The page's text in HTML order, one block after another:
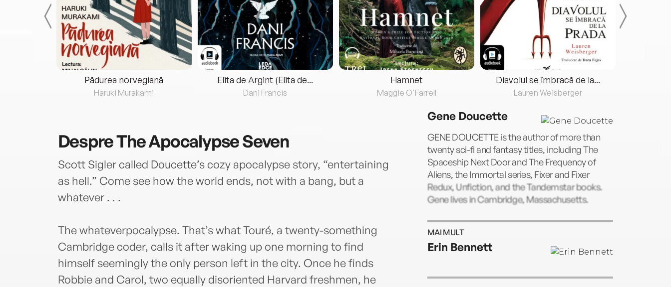
Pădurea norvegiană
Haruki Murakami
Elita de Argint (Elita de...
Dani Francis
Hamnet
Maggie O'Farrell
Diavolul se îmbracă de la...
Lauren Weisberger
DespreThe Apocalypse Seven
Scott Sigler called Doucette’s cozy apocalypse story, “entertaining
as hell.” Come see how the world ends, not with a bang, but a
whatever . . .
The whateverpocalypse. That’s what Touré, a twenty-something
Cambridge coder, calls it after waking up one morning to find
himself seemingly the only person left in the city. Once he finds
Robbie and Carol, two equally disoriented Harvard freshmen, he
Gene Doucette
GENE DOUCETTE is the author of more than
twenty sci-fi and fantasy titles, including The
Spaceship Next Door and The Frequency of
Aliens, the Immortal series, Fixer and Fixer
Redux, Unfiction, and the Tandemstar books.
Gene lives in Cambridge, Massachusetts.
MAI MULT
Erin Bennett